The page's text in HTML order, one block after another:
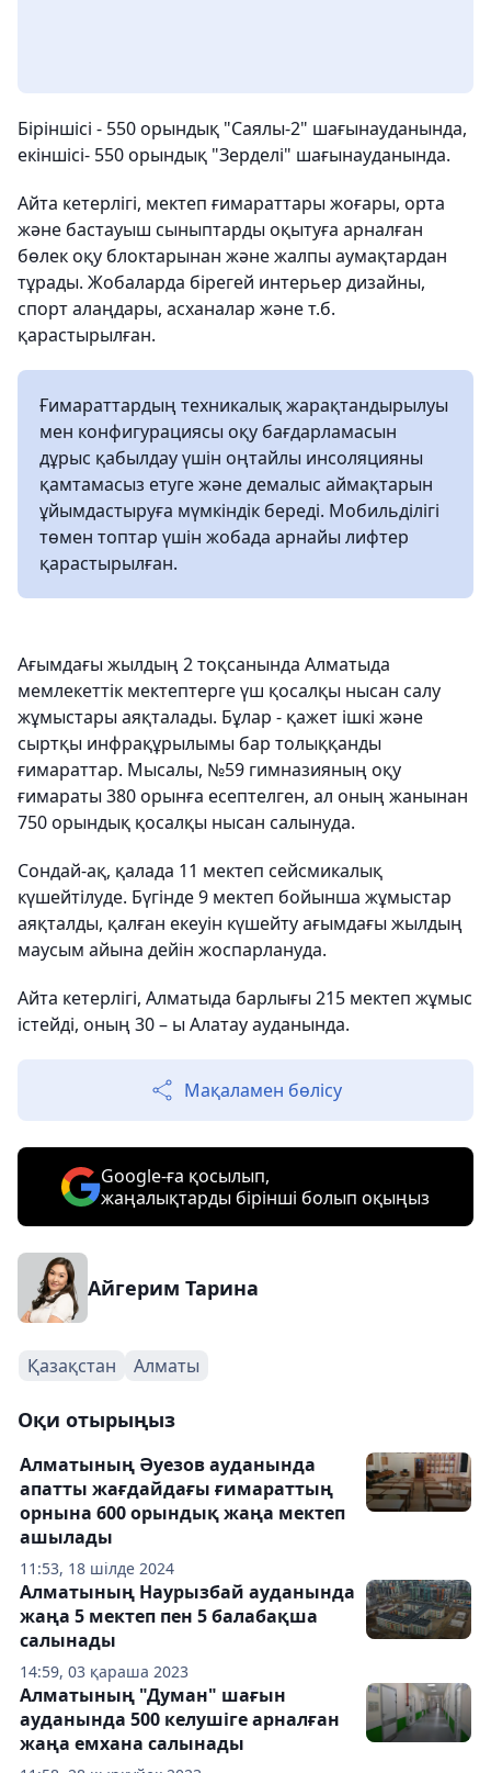
Біріншісі - 550 орындық "Саялы-2" шағынауданында,
екіншісі- 550 орындық "Зерделі" шағынауданында.
Айта кетерлігі, мектеп ғимараттары жоғары, орта
және бастауыш сыныптарды оқытуға арналған
бөлек оқу блоктарынан және жалпы аумақтардан
тұрады. Жобаларда бірегей интерьер дизайны,
спорт алаңдары, асханалар және т.б.
қарастырылған.
Ғимараттардың техникалық жарақтандырылуы
мен конфигурациясы оқу бағдарламасын
дұрыс қабылдау үшін оңтайлы инсоляцияны
қамтамасыз етуге және демалыс аймақтарын
ұйымдастыруға мүмкіндік береді. Мобильділігі
төмен топтар үшін жобада арнайы лифтер
қарастырылған.
Ағымдағы жылдың 2 тоқсанында Алматыда
мемлекеттік мектептерге үш қосалқы нысан салу
жұмыстары аяқталады. Бұлар - қажет ішкі және
сыртқы инфрақұрылымы бар толыққанды
ғимараттар. Мысалы, №59 гимназияның оқу
ғимараты 380 орынға есептелген, ал оның жанынан
750 орындық қосалқы нысан салынуда.
Сондай-ақ, қалада 11 мектеп сейсмикалық
күшейтілуде. Бүгінде 9 мектеп бойынша жұмыстар
аяқталды, қалған екеуін күшейту ағымдағы жылдың
маусым айына дейін жоспарлануда.
Айта кетерлігі, Алматыда барлығы 215 мектеп жұмыс
істейді, оның 30 – ы Алатау ауданында.
Мақаламен бөлісу
Google-ға қосылып,
жаңалықтарды бірінші болып оқыңыз
Айгерим Тарина
Қазақстан Алматы
Оқи отырыңыз
11:53, 18 шілде 2024
Алматының Әуезов ауданында
апатты жағдайдағы ғимараттың
орнына 600 орындық жаңа мектеп
ашылады
14:59, 03 қараша 2023
Алматының Наурызбай ауданында
жаңа 5 мектеп пен 5 балабақша
салынады
Алматының "Думан" шағын
ауданында 500 келушіге арналған
жаңа емхана салынады